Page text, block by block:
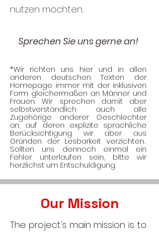
nutzen möchten.
Sprechen Sie uns gerne an!
*Wir richten uns hier und in allen
anderen deutschen Texten der
Homepage immer mit der inklusiven
Form gleichermaßen an Männer und
Frauen. Wir sprechen damit aber
selbstverständlich auch alle
Zugehörige anderer Geschlechter
an, auf deren explizite sprachliche
Berücksichtigung wir aber aus
Gründen der Lesbarkeit verzichten.
Sollten uns dennoch einmal ein
Fehler unterlaufen sein, bitte wir
herzlichst um Entschuldigung.
Our Mission
The project's main mission is to